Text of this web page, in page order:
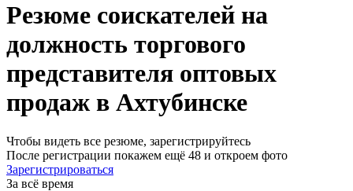
Резюме соискателей на
должность торгового
представителя оптовых
продаж в Ахтубинске
Чтобы видеть все резюме, зарегистрируйтесь
После регистрации покажем ещё 48 и откроем фото
Зарегистрироваться
За всё время